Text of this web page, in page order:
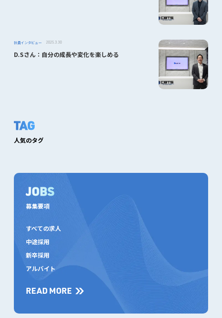
社員インタビュー 2025.3.30
D.Sさん：自分の成長や変化を楽しめる
TAG
人気のタグ
JOBS
募集要項
すべての求人
中途採用
新卒採用
アルバイト
READ MORE